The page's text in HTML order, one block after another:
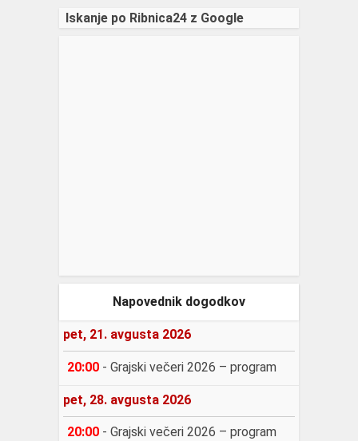
Iskanje po Ribnica24 z Google
Napovednik dogodkov
pet, 21. avgusta 2026
20:00 - Grajski večeri 2026 – program
pet, 28. avgusta 2026
20:00 - Grajski večeri 2026 – program